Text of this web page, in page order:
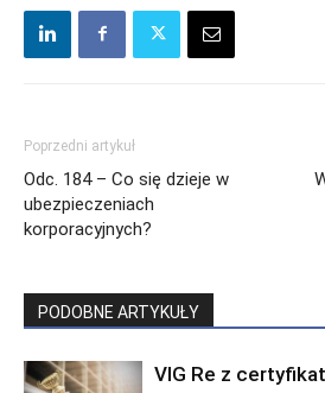
Poprzedni artykuł
Odc. 184 – Co się dzieje w
ubezpieczeniach
korporacyjnych?
PODOBNE ARTYKUŁY
VIG Re z